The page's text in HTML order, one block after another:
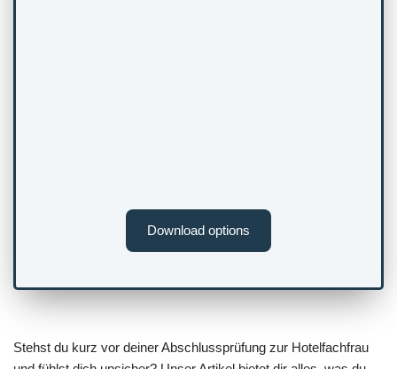
Download options
Stehst du kurz vor deiner Abschlussprüfung zur Hotelfachfrau